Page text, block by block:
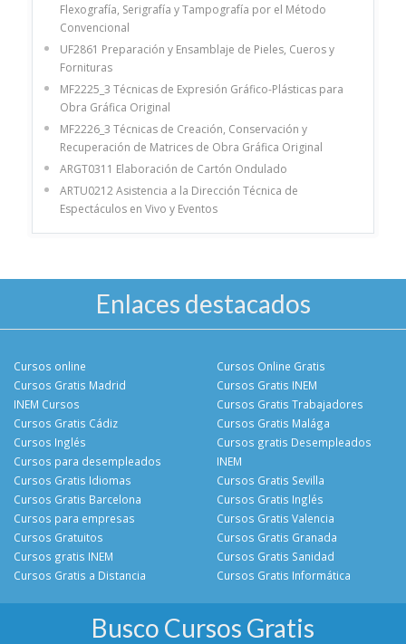
Flexografía, Serigrafía y Tampografía por el Método
Convencional
UF2861 Preparación y Ensamblaje de Pieles, Cueros y
Fornituras
MF2225_3 Técnicas de Expresión Gráfico-Plásticas para
Obra Gráfica Original
MF2226_3 Técnicas de Creación, Conservación y
Recuperación de Matrices de Obra Gráfica Original
ARGT0311 Elaboración de Cartón Ondulado
ARTU0212 Asistencia a la Dirección Técnica de
Espectáculos en Vivo y Eventos
Enlaces destacados
Cursos online
Cursos Gratis Madrid
INEM Cursos
Cursos Gratis Cádiz
Cursos Online Gratis
Cursos Gratis INEM
Cursos Gratis Trabajadores
Cursos Gratis Malága
Cursos Inglés
Cursos para desempleados
Cursos Gratis Idiomas
Cursos Gratis Barcelona
Cursos gratis Desempleados
INEM
Cursos Gratis Sevilla
Cursos Gratis Inglés
Cursos para empresas
Cursos Gratuitos
Cursos gratis INEM
Cursos Gratis a Distancia
Cursos Gratis Valencia
Cursos Gratis Granada
Cursos Gratis Sanidad
Cursos Gratis Informática
Busco Cursos Gratis